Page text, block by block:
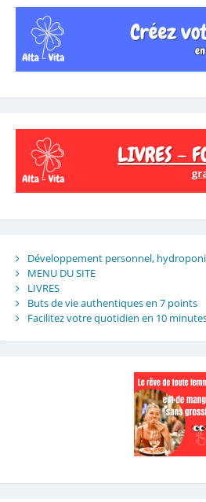
Développement personnel,
MENU DU SITE
LIVRES
Buts de vie authentiques en 7 points
Facilitez votre quotidien en 10